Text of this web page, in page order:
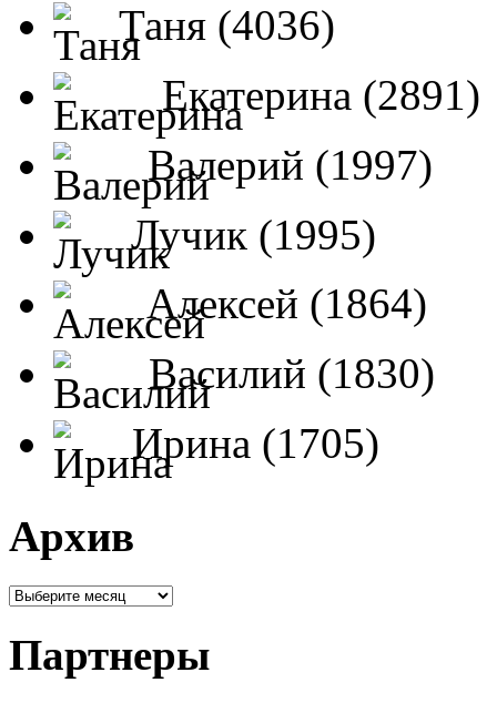
Таня (4036)
Екатерина (2891)
Валерий (1997)
Лучик (1995)
Алексей (1864)
Василий (1830)
Ирина (1705)
Архив
Партнеры